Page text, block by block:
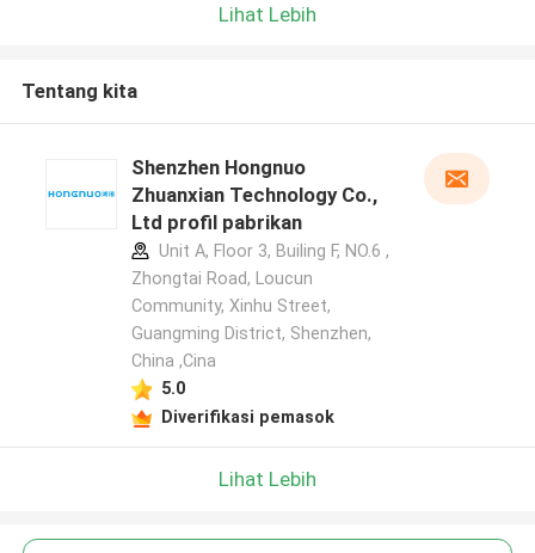
Lihat Lebih
Tentang kita
Shenzhen Hongnuo
Zhuanxian Technology Co.,
Ltd profil pabrikan
Unit A, Floor 3, Builing F, NO.6 ,
Zhongtai Road, Loucun
Community, Xinhu Street,
Guangming District, Shenzhen,
China ,Cina
5.0
Diverifikasi pemasok
Lihat Lebih